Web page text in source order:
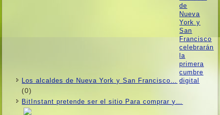
Los alcaldes de Nueva York y San Francisco…
(0)
BitInstant pretende ser el sitio Para comprar y…